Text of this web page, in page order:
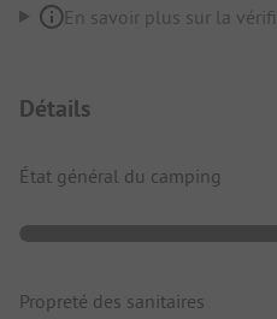
En savoir plus sur la
Détails
État général du camping
Propreté des sanitaires